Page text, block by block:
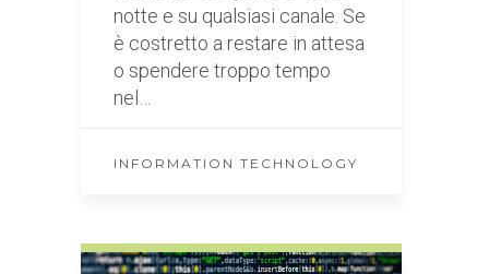
notte e su qualsiasi canale. Se
è costretto a restare in attesa
o spendere troppo tempo
nel…
INFORMATION TECHNOLOGY